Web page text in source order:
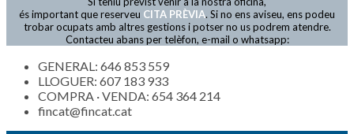
és important que reserveu CITA PRÈVIA. Si no ens aviseu, ens podeu
trobar ocupats amb altres gestions i potser no us podrem atendre.
Contacteu abans per telèfon, e-mail o whatsapp:
GENERAL: 646 853 559
LLOGUER: 607 183 933
COMPRA · VENDA: 654 364 214
fincat@fincat.cat